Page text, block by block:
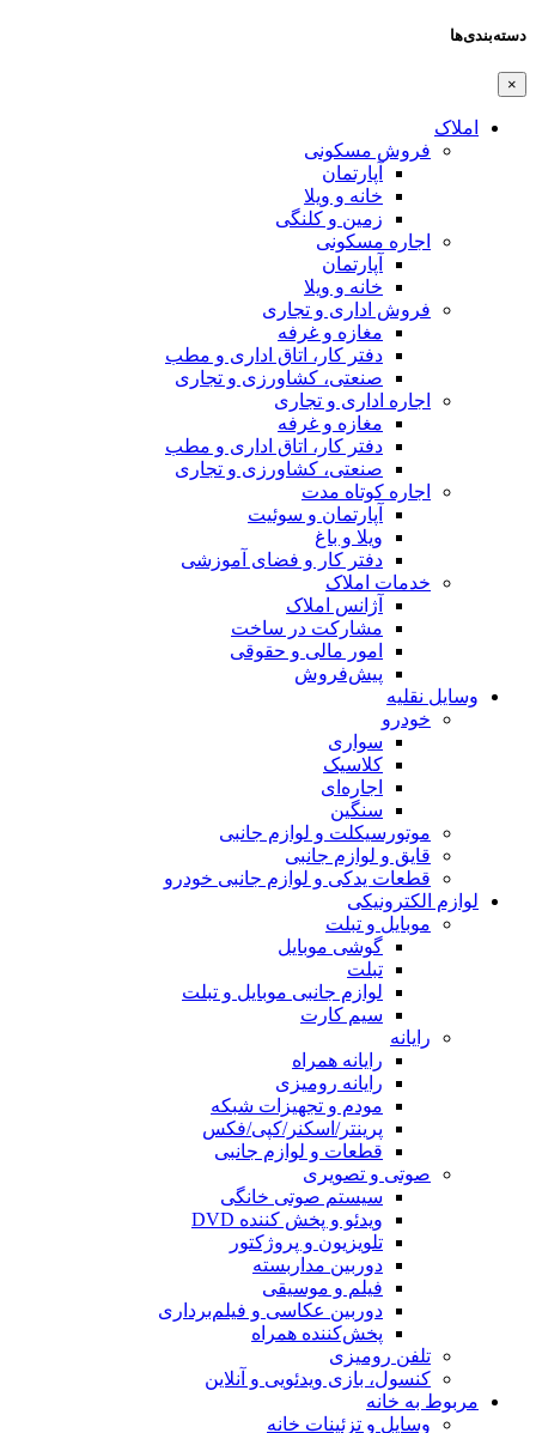
دسته‌بندی‌ها
×
املاک
فروش مسکونی
آپارتمان
خانه و ویلا
زمین و کلنگی
اجاره مسکونی
آپارتمان
خانه و ویلا
فروش اداری و تجاری
مغازه و غرفه
دفتر کار، اتاق اداری و مطب
صنعتی،‌ کشاورزی و تجاری
اجاره اداری و تجاری
مغازه و غرفه
دفتر کار، اتاق اداری و مطب
صنعتی،‌ کشاورزی و تجاری
اجاره کوتاه مدت
آپارتمان و سوئیت
ویلا و باغ
دفتر کار و فضای آموزشی
خدمات املاک
آژانس املاک
مشارکت در ساخت
امور مالی و حقوقی
پیش‌فروش
وسایل نقلیه
خودرو
سواری
کلاسیک
اجاره‌ای
سنگین
موتورسیکلت و لوازم جانبی
قایق و لوازم جانبی
قطعات یدکی و لوازم جانبی خودرو
لوازم الکترونیکی
موبایل و تبلت
گوشی موبایل
تبلت
لوازم جانبی موبایل و تبلت
سیم کارت
رایانه
رایانه همراه
رایانه رومیزی
مودم و تجهیزات شبکه
پرینتر/اسکنر/کپی/فکس
قطعات و لوازم جانبی
صوتی و تصویری
سیستم صوتی خانگی
ویدئو و پخش کننده DVD
تلویزیون و پروژکتور
دوربین مداربسته
فیلم و موسیقی
دوربین عکاسی و فیلم‌برداری
پخش‌کننده همراه
تلفن رومیزی
کنسول، بازی‌ ویدئویی و آنلاین
مربوط به خانه
وسایل و تزئینات خانه